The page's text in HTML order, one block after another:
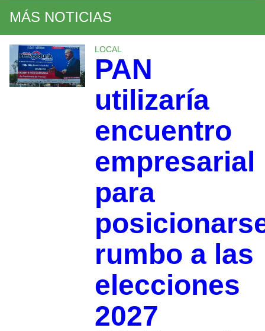
MÁS NOTICIAS
LOCAL
PAN
utilizaría
encuentro
empresarial
para
rumbo a las
elecciones
2027